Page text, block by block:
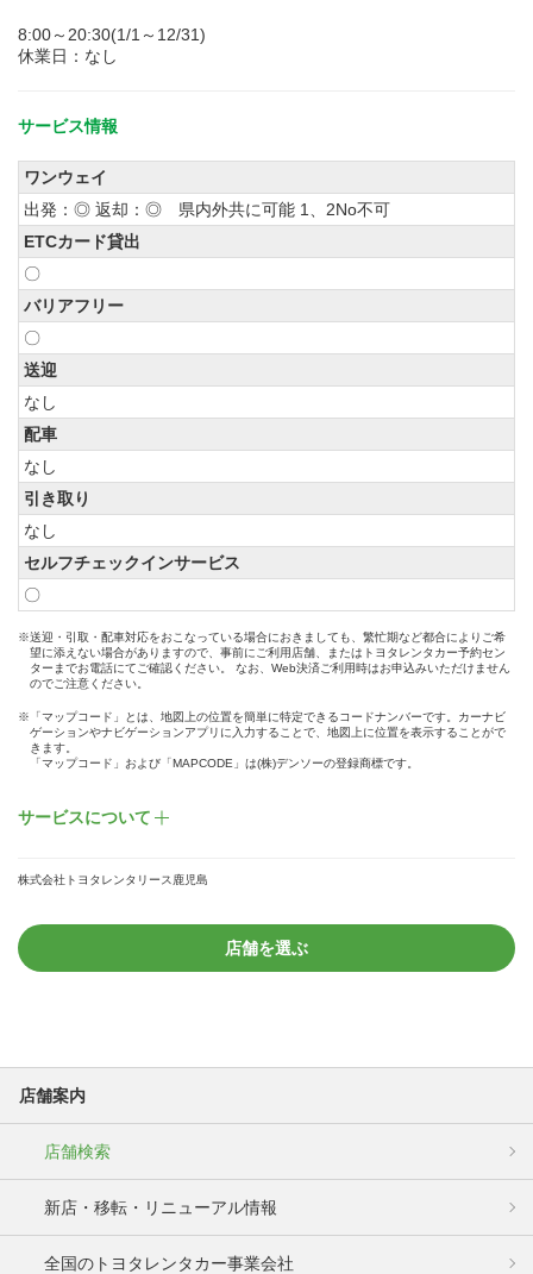
8:00～20:30(1/1～12/31)
休業日：なし
サービス情報
ワンウェイ
出発：◎ 返却：◎ 県内外共に可能 1、2No不可
ETCカード貸出
〇
バリアフリー
〇
送迎
なし
配車
なし
引き取り
なし
セルフチェックインサービス
〇
※送迎・引取・配車対応をおこなっている場合におきましても、繁忙期など都合によりご希
望に添えない場合がありますので、事前にご利用店舗、またはトヨタレンタカー予約セン
ターまでお電話にてご確認ください。 なお、Web決済ご利用時はお申込みいただけません
のでご注意ください。
※「マップコード」とは、地図上の位置を簡単に特定できるコードナンバーです。カーナビ
ゲーションやナビゲーションアプリに入力することで、地図上に位置を表示することがで
きます。
「マップコード」および「MAPCODE」は(株)デンソーの登録商標です。
サービスについて
株式会社トヨタレンタリース鹿児島
店舗を選ぶ
店舗案内
店舗検索
新店・移転・リニューアル情報
全国のトヨタレンタカー事業会社